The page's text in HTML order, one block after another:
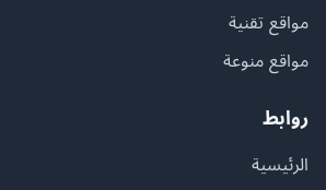
مواقع تقنية
مواقع منوعة
روابط
الرئيسية